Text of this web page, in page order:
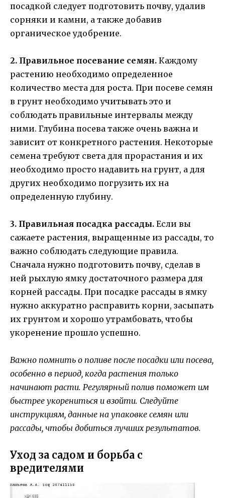
посадкой следует подготовить почву, удалив
сорняки и камни, а также добавив
органическое удобрение.
2. Правильное посевание семян. Каждому
растению необходимо определенное
количество места для роста. При посеве семян
в грунт необходимо учитывать это и
соблюдать правильные интервалы между
ними. Глубина посева также очень важна и
зависит от конкретного растения. Некоторые
семена требуют света для прорастания и их
необходимо просто надавить на грунт, а для
других необходимо погрузить их на
определенную глубину.
3. Правильная посадка рассады. Если вы
сажаете растения, выращенные из рассады, то
важно соблюдать следующие правила.
Сначала нужно подготовить почву, сделав в
ней рыхлую ямку достаточного размера для
корней рассады. При посадке рассады в ямку
нужно аккуратно расправить корни, засыпать
их грунтом и хорошо утрамбовать, чтобы
укоренение прошло успешно.
Важно помнить о поливе после посадки или посева,
особенно в период, когда растения только
начинают расти. Регулярный полив поможет им
быстрее укорениться и взойти. Следуйте
инструкциям, данные на упаковке семян или
рассады, чтобы добиться лучших результатов.
Уход за садом и борьба с
вредителями